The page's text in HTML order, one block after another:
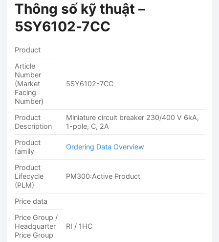
Thông số kỹ thuật –
5SY6102-7CC
Product
Article
Number
(Market
Facing
Number)
5SY6102-7CC
Product
Description
Miniature circuit breaker 230/400 V 6kA,
1-pole, C, 2A
Product
family
Ordering Data Overview
Product
Lifecycle
(PLM)
PM300:Active Product
Price data
Price Group /
Headquarter
Price Group
RI / 1HC